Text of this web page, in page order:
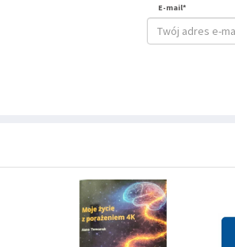
E-mail*